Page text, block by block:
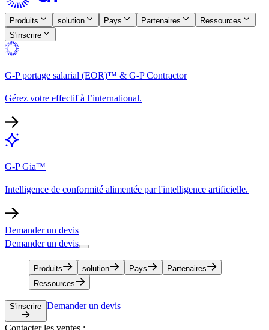
Produits​​ solution​​ Pays​​ Partenaires​​
Ressources​​
S'inscrire​​
G-P portage salarial (EOR)™ & G-P Contractor​​
Gérez votre effectif à l’international.​​
G-P Gia™​​
Intelligence de conformité alimentée par l'intelligence artificielle.​​
Demander un devis​​
Demander un devis​​
Produits​​ solution​​ Pays​​
Partenaires​​
Ressources​​
S'inscrire​​ Demander un devis​​